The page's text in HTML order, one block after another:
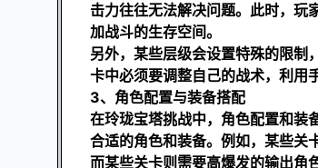
击力往往无法解决问题。此时，玩
加战斗的生存空间。
另外，某些层级会设置特殊的限制
卡中必须要调整自己的战术，利用
3、角色配置与装备搭配
在玲珑宝塔挑战中，角色配置和装
合适的角色和装备。例如，某些关
而某些关卡则需要高爆发的输出角